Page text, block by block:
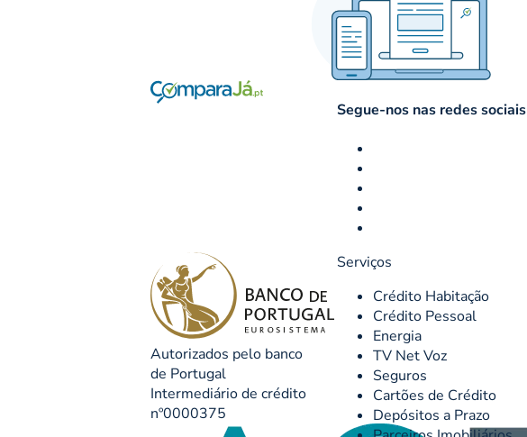
Segue-nos nas redes sociais
Autorizados pelo banco
de Portugal
Intermediário de crédito
nº0000375
Serviços
Crédito Habitação
Crédito Pessoal
Energia
TV Net Voz
Seguros
Cartões de Crédito
Depósitos a Prazo